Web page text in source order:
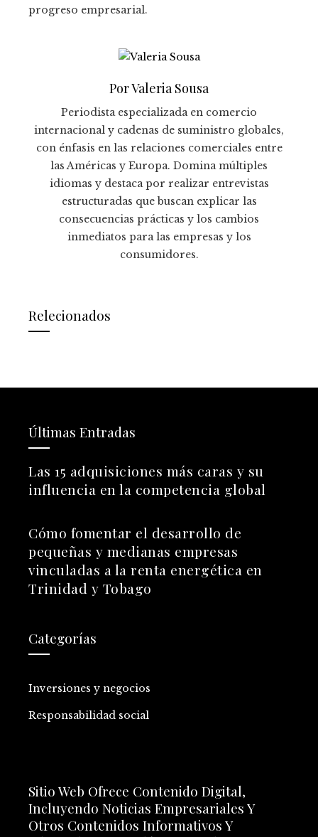
progreso empresarial.
Por Valeria Sousa
Periodista especializada en comercio
internacional y cadenas de suministro globales,
con énfasis en las relaciones comerciales entre
las Américas y Europa. Domina múltiples
idiomas y destaca por realizar entrevistas
estructuradas que buscan explicar las
consecuencias prácticas y los cambios
inmediatos para las empresas y los
consumidores.
Relecionados
Últimas Entradas
Las 15 adquisiciones más caras y su
influencia en la competencia global
Cómo fomentar el desarrollo de
pequeñas y medianas empresas
vinculadas a la renta energética en
Trinidad y Tobago
Categorías
Inversiones y negocios
Responsabilidad social
Sitio Web Ofrece Contenido Digital,
Incluyendo Noticias Empresariales Y
Otros Contenidos Informativos Y